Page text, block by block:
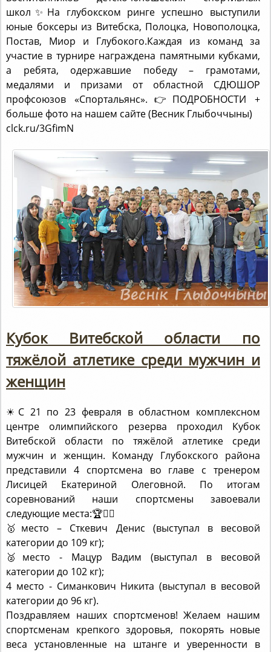
юные боксеры из Витебска, Полоцка, Новополоцка,
Постав, Миор и Глубокого.Каждая из команд за
участие в турнире награждена памятными кубками,
а ребята, одержавшие победу – грамотами,
медалями и призами от областной СДЮШОР
профсоюзов «Спортальянс».👉ПОДРОБНОСТИ +
больше фото на нашем сайте (Весник Глыбоччыны)
clck.ru/3GfimN
тяжёлой атлетике среди мужчин и
женщин
центре олимпийского резерва проходил Кубок
Витебской области по тяжёлой атлетике среди
мужчин и женщин. Команду Глубокского района
представили 4 спортсмена во главе с тренером
Лисицей Екатериной Олеговной. По итогам
соревнований наши спортсмены завоевали
следующие места:🏆🏋‍♂
🥇место – Сткевич Денис (выступал в весовой
категории до 109 кг);
🥈место - Мацур Вадим (выступал в весовой
категории до 102 кг);
4 место - Симанкович Никита (выступал в весовой
категории до 96 кг).
Поздравляем наших спортсменов! Желаем нашим
спортсменам крепкого здоровья, покорять новые
веса установленные на штанге и уверенности в
своих силах.💪🏼🏋‍♂🦾